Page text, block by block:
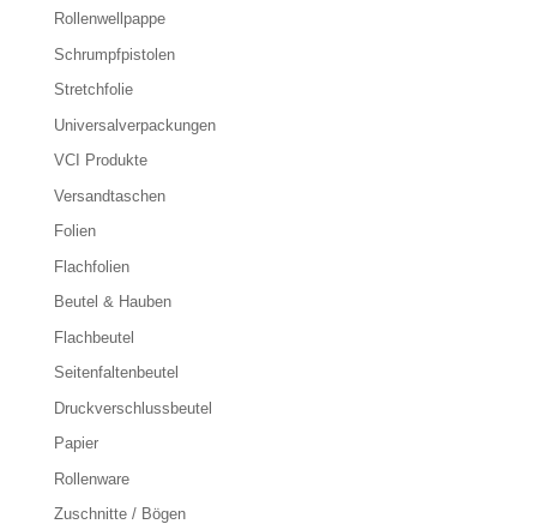
Rollenwellpappe
Schrumpfpistolen
Stretchfolie
Universalverpackungen
VCI Produkte
Versandtaschen
Folien
Flachfolien
Beutel & Hauben
Flachbeutel
Seitenfaltenbeutel
Druckverschlussbeutel
Papier
Rollenware
Zuschnitte / Bögen